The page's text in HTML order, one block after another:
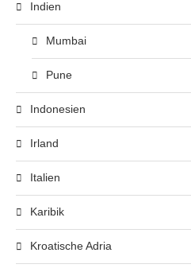
Indien
Mumbai
Pune
Indonesien
Irland
Italien
Karibik
Kroatische Adria